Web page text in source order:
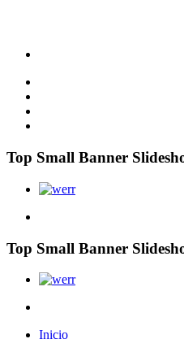
Top Small Banner
Top Small Banner
Inicio